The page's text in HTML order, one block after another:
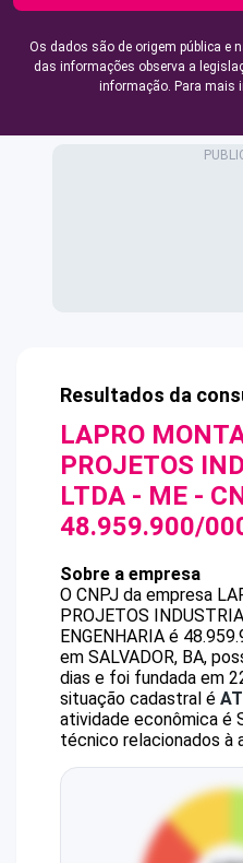
Os dados são de origem pública e
das informações observa a
informação. Para mais
Resultados da
LAPRO
PROJETOS
LTDA - ME -
48.959.900/
Sobre a empresa
O CNPJ da empresa
PROJETOS
ENGENHARIA é
em SALVADOR, BA,
dias e foi fundada em
situação cadastral é
atividade econômica é
técnico relacionados à